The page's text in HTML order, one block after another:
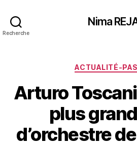
Recherche
Nima
ACTUALITÉ-
Arturo
plus
d’orchestre